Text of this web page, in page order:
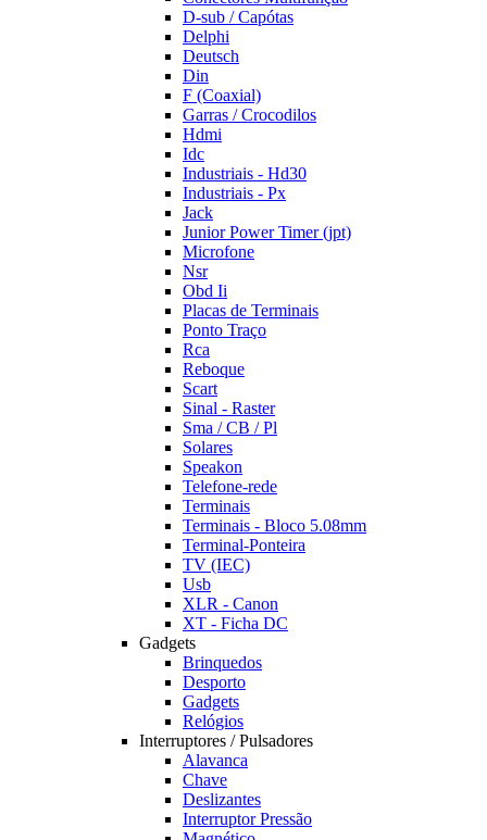
D-sub / Capótas
Delphi
Deutsch
Din
F (Coaxial)
Garras / Crocodilos
Hdmi
Idc
Industriais - Hd30
Industriais - Px
Jack
Junior Power Timer (jpt)
Microfone
Nsr
Obd Ii
Placas de Terminais
Ponto Traço
Rca
Reboque
Scart
Sinal - Raster
Sma / CB / Pl
Solares
Speakon
Telefone-rede
Terminais
Terminais - Bloco 5.08mm
Terminal-Ponteira
TV (IEC)
Usb
XLR - Canon
XT - Ficha DC
Gadgets
Brinquedos
Desporto
Gadgets
Relógios
Interruptores / Pulsadores
Alavanca
Chave
Deslizantes
Interruptor Pressão